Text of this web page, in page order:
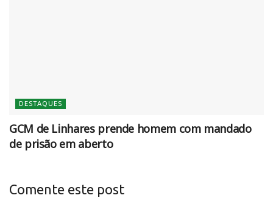
DESTAQUES
GCM de Linhares prende homem com mandado
de prisão em aberto
Comente este post